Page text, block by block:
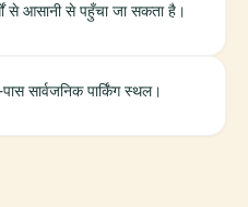
से आसानी से पहुँचा जा सकता है।
सार्वजनिक पार्किंग स्थल।